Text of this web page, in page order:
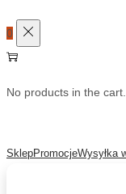
0
No products in the cart.
SklepPromocjeWysyłka